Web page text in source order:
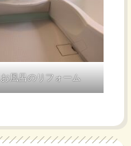
お風呂のリフォーム